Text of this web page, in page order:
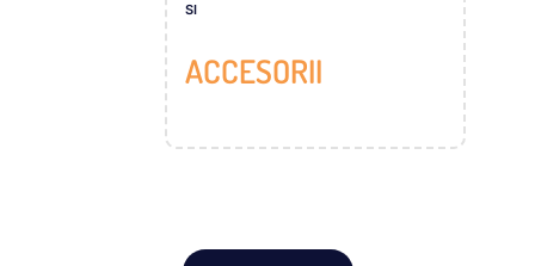
SI
ACCESORII